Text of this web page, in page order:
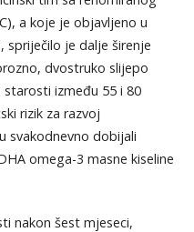
a koje je objavljeno u
spriječilo je dalje širenje
dvostruko slijepo
između 55 i 80
rizik za razvoj
svakodnevno dobijali
omega-3 masne kiseline
nakon šest mjeseci,